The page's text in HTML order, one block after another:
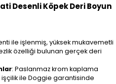
Desenli Köpek Deri Boyun
ile işlenmiş, yüksek mukavemetli
özelliği bulunan gerçek deri
: Paslanmaz krom kaplama
ile Doggie garantisinde